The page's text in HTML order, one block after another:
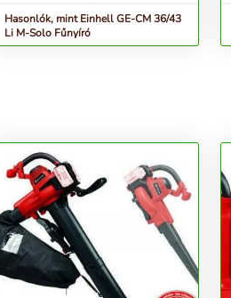
Hasonlók, mint Einhell GE-CM 36/43
Li M-Solo Fűnyíró